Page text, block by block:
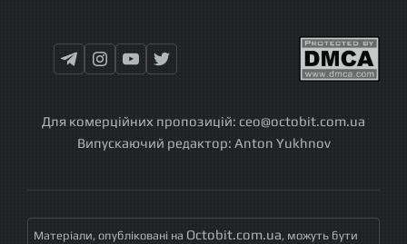
Для комерційних пропозицій: ceo@octobit.com.ua
Випускаючий редактор: Anton Yukhnov
Матеріали, опубліковані на Octobit.com.ua, можуть бути